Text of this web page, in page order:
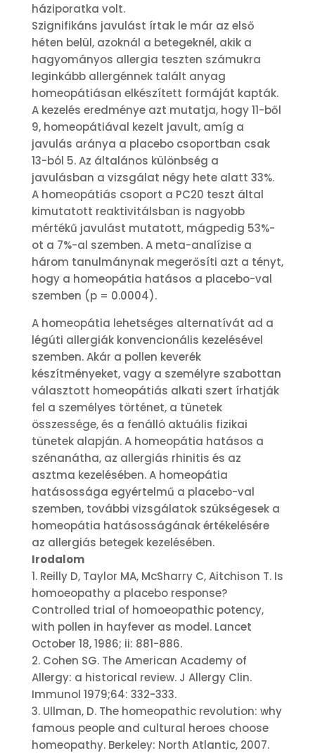
háziporatka volt.
Szignifikáns javulást írtak le már az első
héten belül, azoknál a betegeknél, akik a
hagyományos allergia teszten számukra
leginkább allergénnek talált anyag
homeopátiásan elkészített formáját kapták.
A kezelés eredménye azt mutatja, hogy 11-ből
9, homeopátiával kezelt javult, amíg a
javulás aránya a placebo csoportban csak
13-ból 5. Az általános különbség a
javulásban a vizsgálat négy hete alatt 33%.
A homeopátiás csoport a PC20 teszt által
kimutatott reaktivitálsban is nagyobb
mértékű javulást mutatott, mágpedig 53%-
ot a 7%-al szemben. A meta-analízise a
három tanulmánynak megerősíti azt a tényt,
hogy a homeopátia hatásos a placebo-val
szemben (p = 0.0004).
A homeopátia lehetséges alternatívát ad a
légúti allergiák konvencionális kezelésével
szemben. Akár a pollen keverék
készítményeket, vagy a személyre szabottan
választott homeopátiás alkati szert írhatják
fel a személyes történet, a tünetek
összessége, és a fenálló aktuális fizikai
tünetek alapján. A homeopátia hatásos a
szénanátha, az allergiás rhinitis és az
asztma kezelésében. A homeopátia
hatásossága egyértelmű a placebo-val
szemben, további vizsgálatok szükségesek a
homeopátia hatásosságának értékelésére
az allergiás betegek kezelésében.
Irodalom
1. Reilly D, Taylor MA, McSharry C, Aitchison T. Is
homoeopathy a placebo response?
Controlled trial of homoeopathic potency,
with pollen in hayfever as model. Lancet
October 18, 1986; ii: 881-886.
2. Cohen SG. The American Academy of
Allergy: a historical review. J Allergy Clin.
Immunol 1979;64: 332-333.
3. Ullman, D. The homeopathic revolution: why
famous people and cultural heroes choose
homeopathy. Berkeley: North Atlantic, 2007.